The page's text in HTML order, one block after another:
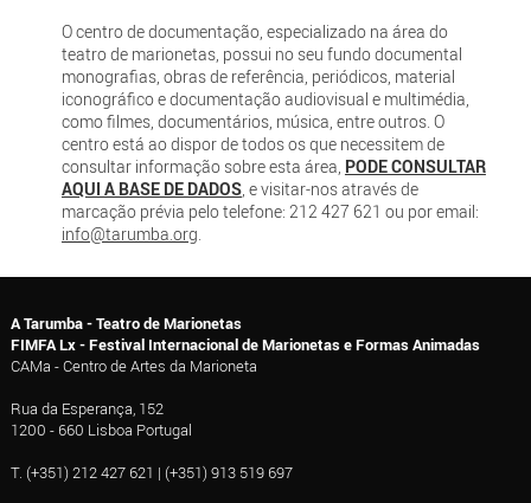
O centro de documentação, especializado na área do
teatro de marionetas, possui no seu fundo documental
monografias, obras de referência, periódicos, material
iconográfico e documentação audiovisual e multimédia,
como filmes, documentários, música, entre outros. O
centro está ao dispor de todos os que necessitem de
consultar informação sobre esta área, PODE CONSULTAR
AQUI A BASE DE DADOS, e visitar-nos através de
marcação prévia pelo telefone: 212 427 621 ou por email:
info@tarumba.org.
A Tarumba - Teatro de Marionetas
FIMFA Lx - Festival Internacional de Marionetas e Formas Animadas
CAMa - Centro de Artes da Marioneta
Rua da Esperança, 152
1200 - 660 Lisboa Portugal
T. (+351) 212 427 621 | (+351) 913 519 697